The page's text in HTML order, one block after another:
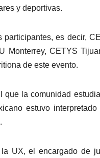
y deportivas.
es decir,
Monterrey, CETYS
de este evento.
la comunidad
estuvo
UX, el encargado de